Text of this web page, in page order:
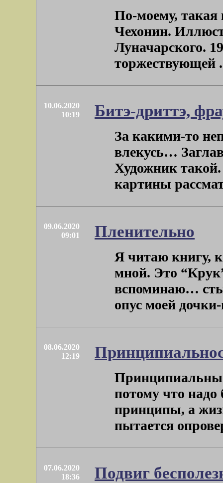
По-моему, такая
Чехонин.
Луначарского.
торжествующей
10.06.2020
10:19
Битэ-дриттэ,
За какими-то
влекусь…
Художник
картины
09.06.2020
09:01
Пленительно
Я читаю книгу,
мной. Это
вспоминаю…
опус моей
08.06.2020
12:19
потому что надо
принципы, а
пытается
07.06.2020
18:36
Подвиг